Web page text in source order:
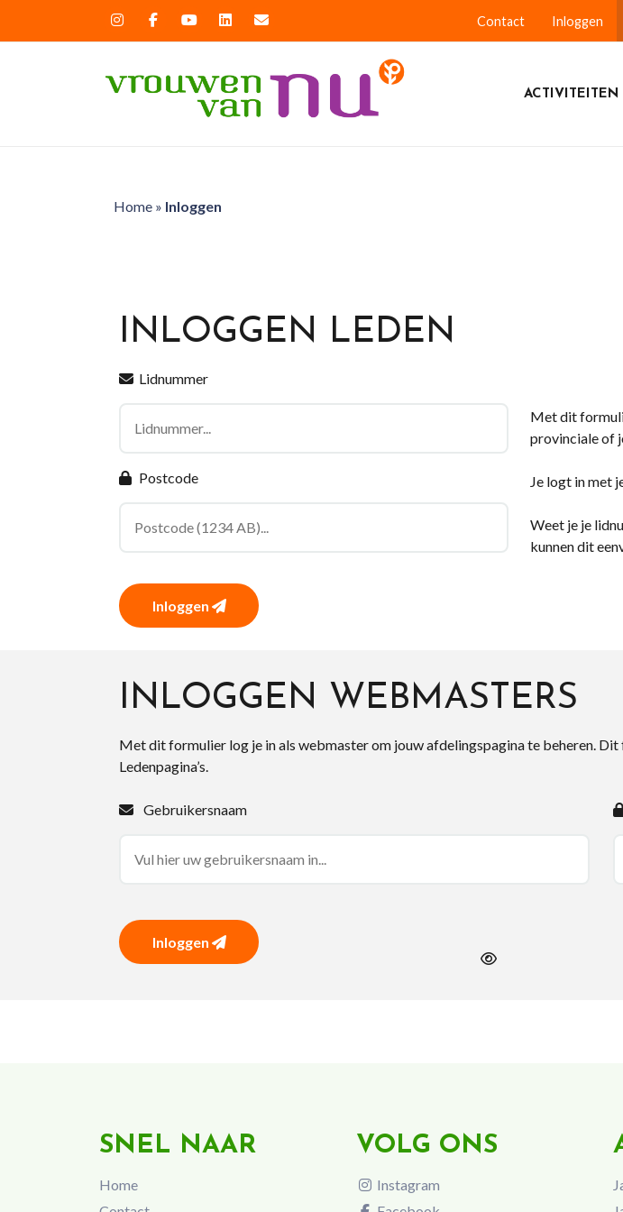
Contact Inloggen
ACTIVITEITEN
Home» Inloggen
INLOGGEN LEDEN
Lidnummer
Postcode
Inloggen
Met dit
provinciale of
Je logt in met
Weet je je
kunnen dit
INLOGGEN WEBMASTERS
Met dit formulier log je in als webmaster om jouw afdelingspagina te beheren.
Ledenpagina’s.
Gebruikersnaam
Inloggen
SNEL NAAR
Home
VOLG ONS
Instagram